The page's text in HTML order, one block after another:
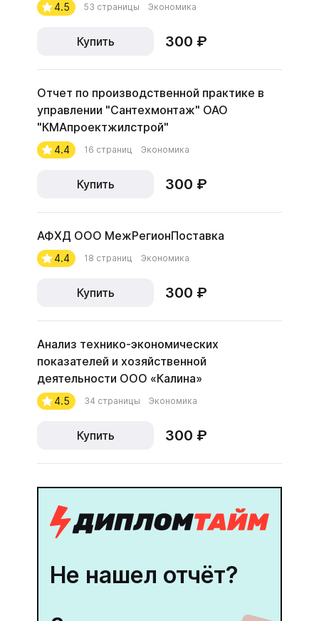
4.5 53 страницы Экономика
Купить 300 ₽
Отчет по производственной практике в
управлении "Сантехмонтаж" ОАО
"КМАпроектжилстрой"
4.4 16 страниц Экономика
Купить 300 ₽
АФХД ООО МежРегионПоставка
4.4 18 страниц Экономика
Купить 300 ₽
Анализ технико-экономических
показателей и хозяйственной
деятельности ООО «Калина»
4.5 34 страницы Экономика
Купить 300 ₽
Не нашел отчёт?